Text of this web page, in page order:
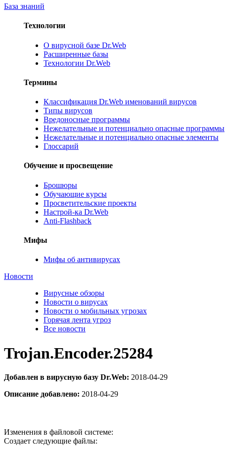
База знаний
Технологии
О вирусной базе Dr.Web
Расширенные базы
Технологии Dr.Web
Термины
Классификация Dr.Web именований вирусов
Типы вирусов
Вредоносные программы
Нежелательные и потенциально опасные программы
Нежелательные и потенциально опасные элементы
Глоссарий
Обучение и просвещение
Брошюры
Обучающие курсы
Просветительские проекты
Настрой-ка Dr.Web
Anti-Flashback
Мифы
Мифы об антивирусах
Новости
Вирусные обзоры
Новости о вирусах
Новости о мобильных угрозах
Горячая лента угроз
Все новости
Trojan.Encoder.25284
Добавлен в вирусную базу Dr.Web: 2018-04-29
Описание добавлено: 2018-04-29
Изменения в файловой системе:
Создает следующие файлы: